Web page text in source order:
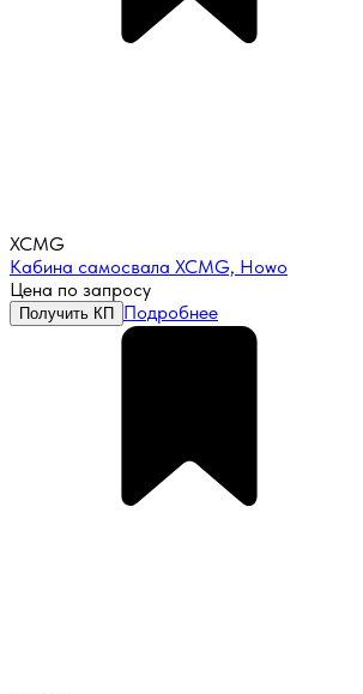
XCMG
Кабина самосвала XCMG, Howo
Цена по запросу
Получить КП Подробнее